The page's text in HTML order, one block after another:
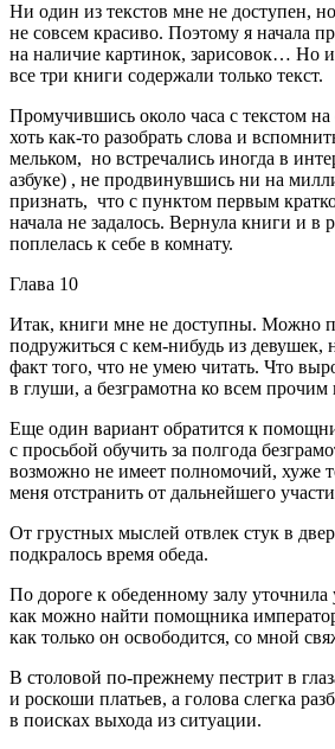
Ни один из текстов мне не доступен,
не совсем красиво. Поэтому я начала
на наличие картинок, зарисовок… Но и
все три книги содержали только текст.
Промучившись около часа с текстом на
хоть как-то разобрать слова и
мельком, но встречались иногда в
азбуке) , не продвинувшись ни на
признать, что с пунктом первым
начала не задалось. Вернула книги и в
поплелась к себе в комнату.
Глава 10
Итак, книги мне не доступны. Можно
подружиться с кем-нибудь из девушек,
факт того, что не умею читать. Что
в глуши, а безграмотна ко всем прочим
Еще один вариант обратится к
с просьбой обучить за полгода
возможно не имеет полномочий, хуже
меня отстранить от дальнейшего
От грустных мыслей отвлек стук в
подкралось время обеда.
По дороге к обеденному залу
как можно найти помощника
как только он освободится, со мной
В столовой по-прежнему пестрит в
и роскоши платьев, а голова слегка
в поисках выхода из ситуации.